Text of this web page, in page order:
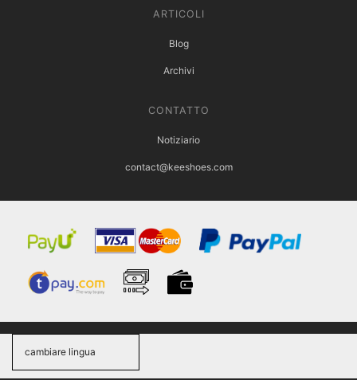
ARTICOLI
Blog
Archivi
CONTATTO
Notiziario
contact@keeshoes.com
cambiare lingua